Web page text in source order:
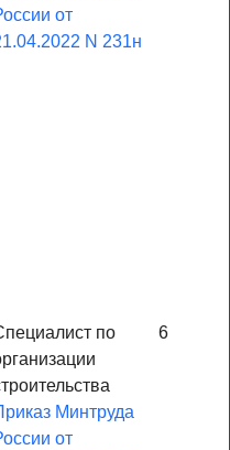
от
N 231н
по
Минтруда
от
6